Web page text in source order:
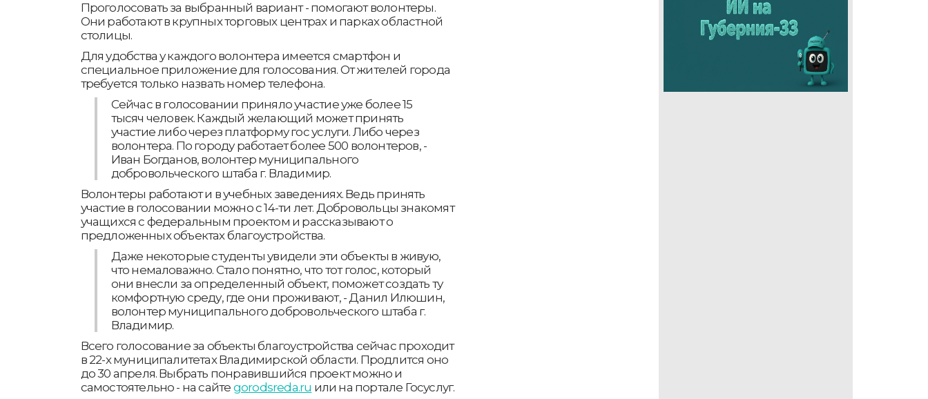
Проголосовать за выбранный вариант - помогают волонтеры.
Они работают в крупных торговых центрах и парках областной
столицы.
Для удобства у каждого волонтера имеется смартфон и
специальное приложение для голосования. От жителей города
требуется только назвать номер телефона.
Сейчас в голосовании приняло участие уже более 15
тысяч человек. Каждый желающий может принять
участие либо через платформу гос услуги. Либо через
волонтера. По городу работает более 500 волонтеров, -
Иван Богданов, волонтер муниципального
добровольческого штаба г. Владимир.
Волонтеры работают и в учебных заведениях. Ведь принять
участие в голосовании можно с 14-ти лет. Добровольцы знакомят
учащихся с федеральным проектом и рассказывают о
предложенных объектах благоустройства.
Даже некоторые студенты увидели эти объекты в живую,
что немаловажно. Стало понятно, что тот голос, который
они внесли за определенный объект, поможет создать ту
комфортную среду, где они проживают, - Данил Илюшин,
волонтер муниципального добровольческого штаба г.
Владимир.
Всего голосование за объекты благоустройства сейчас проходит
в 22-х муниципалитетах Владимирской области. Продлится оно
до 30 апреля. Выбрать понравившийся проект можно и
самостоятельно - на сайте gorodsreda.ru или на портале Госуслуг.